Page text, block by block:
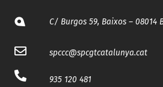
C/ Burgos 59, Baixos – 08014
spccc@spcgtcatalunya.cat
935 120 481